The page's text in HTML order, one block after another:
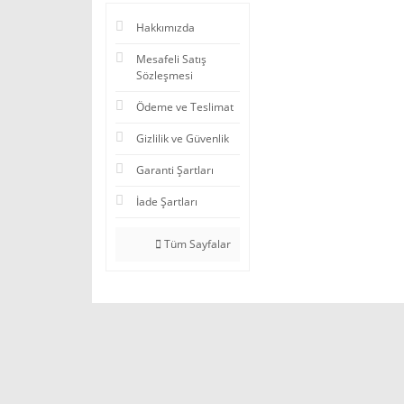
Hakkımızda
Mesafeli Satış
Sözleşmesi
Ödeme ve Teslimat
Gizlilik ve Güvenlik
Garanti Şartları
İade Şartları
Tüm Sayfalar